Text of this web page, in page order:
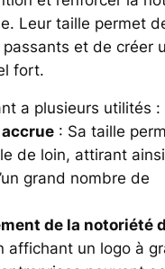
Leur taille permet
passants et de créer
fort.
a plusieurs utilités :
: Sa taille
de loin, attirant ainsi
grand nombre de
de la notoriété
affichant un logo à